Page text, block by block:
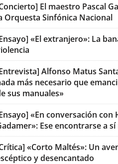
El maestro Pascal
Orquesta Sinfónica Nacional
«El extranjero»: La
Alfonso Matus
más necesario que
sus manuales»
«En conversación con
Ese encontrarse a
«Corto Maltés»: Un
y desencantado